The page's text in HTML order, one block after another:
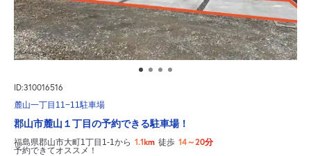
ID:310016516
麓山一丁目11−11駐車場
郡山市麓山１丁目の予約できる駐車場！
福島県郡山市大町1丁目1-1から 1.1km 徒歩 14～20分
予約できてオススメ！